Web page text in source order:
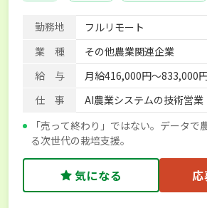
勤務地
フルリモート
業 種
その他農業関連企業
給 与
月給416,000円～833,000
仕 事
AI農業システムの技術営業
「売って終わり」ではない。データで
る次世代の栽培支援。
気になる